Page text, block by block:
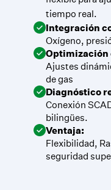
tiempo real.
Integración
Oxígeno,
Optimización
Ajustes
de gas
Diagnóstico
Conexión
bilingües.
Ventaja:
Flexibilidad,
seguridad